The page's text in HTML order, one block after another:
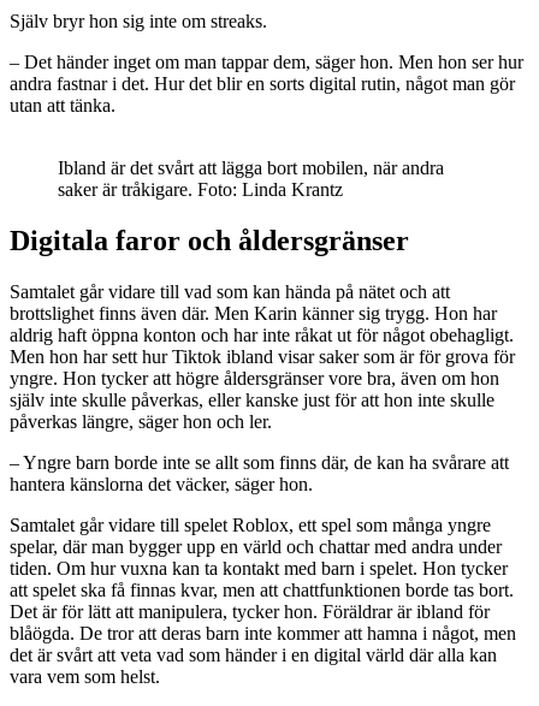
Själv bryr hon sig inte om streaks.
– Det händer inget om man tappar dem, säger hon. Men hon ser hur
andra fastnar i det. Hur det blir en sorts digital rutin, något man gör
utan att tänka.
Ibland är det svårt att lägga bort mobilen, när andra
saker är tråkigare. Foto: Linda Krantz
Digitala faror och åldersgränser
Samtalet går vidare till vad som kan hända på nätet och att
brottslighet finns även där. Men Karin känner sig trygg. Hon har
aldrig haft öppna konton och har inte råkat ut för något obehagligt.
Men hon har sett hur Tiktok ibland visar saker som är för grova för
yngre. Hon tycker att högre åldersgränser vore bra, även om hon
själv inte skulle påverkas, eller kanske just för att hon inte skulle
påverkas längre, säger hon och ler.
– Yngre barn borde inte se allt som finns där, de kan ha svårare att
hantera känslorna det väcker, säger hon.
Samtalet går vidare till spelet Roblox, ett spel som många yngre
spelar, där man bygger upp en värld och chattar med andra under
tiden. Om hur vuxna kan ta kontakt med barn i spelet. Hon tycker
att spelet ska få finnas kvar, men att chattfunktionen borde tas bort.
Det är för lätt att manipulera, tycker hon. Föräldrar är ibland för
blåögda. De tror att deras barn inte kommer att hamna i något, men
det är svårt att veta vad som händer i en digital värld där alla kan
vara vem som helst.